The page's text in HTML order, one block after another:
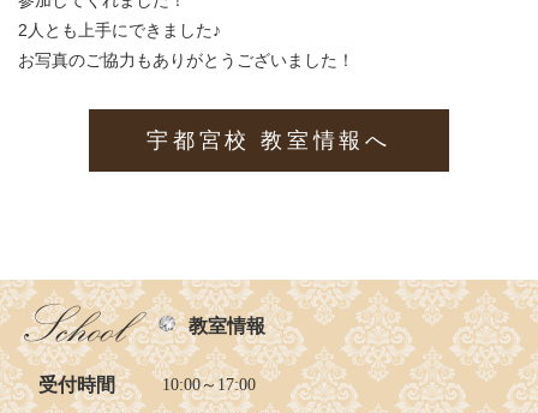
2人とも上手にできました♪
お写真のご協力もありがとうございました！
宇都宮校 教室情報へ
教室情報
受付時間 10:00～17:00